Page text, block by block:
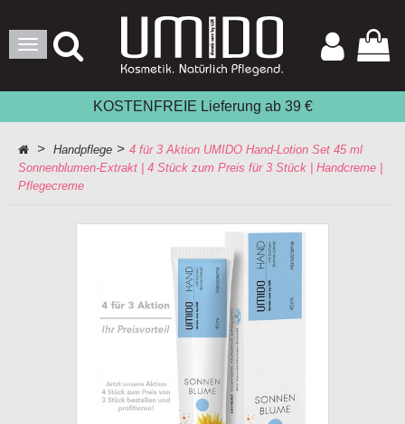
Toggle
Navigation
KOSTENFREIE Lieferung ab 39 €
> Handpflege > 4 für 3 Aktion UMIDO Hand-Lotion Set 45 ml
Sonnenblumen-Extrakt | 4 Stück zum Preis für 3 Stück | Handcreme |
Pflegecreme